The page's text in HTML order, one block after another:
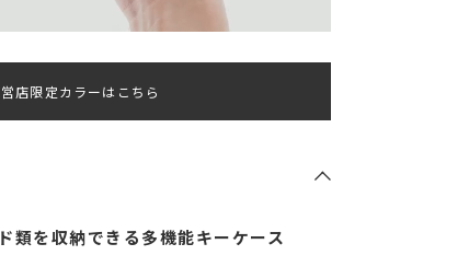
店限定カラーはこちら
類を収納できる多機能キーケース